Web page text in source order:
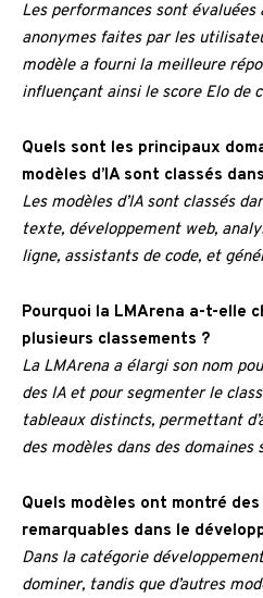
Les performances sont
anonymes faites par les
modèle a fourni la meilleure
influençant ainsi le score Elo de
Quels sont les principaux
modèles d’IA sont classés
Les modèles d’IA sont classés
texte, développement web,
ligne, assistants de code, et
Pourquoi la LMArena a-t-elle
plusieurs classements ?
La LMArena a élargi son nom
des IA et pour segmenter le
tableaux distincts, permettant
des modèles dans des domaines
Quels modèles ont montré
remarquables dans le
Dans la catégorie
dominer, tandis que d’autres